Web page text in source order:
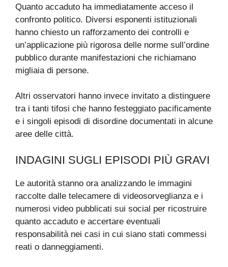
Quanto accaduto ha immediatamente acceso il
confronto politico. Diversi esponenti istituzionali
hanno chiesto un rafforzamento dei controlli e
un’applicazione più rigorosa delle norme sull’ordine
pubblico durante manifestazioni che richiamano
migliaia di persone.
Altri osservatori hanno invece invitato a distinguere
tra i tanti tifosi che hanno festeggiato pacificamente
e i singoli episodi di disordine documentati in alcune
aree delle città.
INDAGINI SUGLI EPISODI PIÙ GRAVI
Le autorità stanno ora analizzando le immagini
raccolte dalle telecamere di videosorveglianza e i
numerosi video pubblicati sui social per ricostruire
quanto accaduto e accertare eventuali
responsabilità nei casi in cui siano stati commessi
reati o danneggiamenti.